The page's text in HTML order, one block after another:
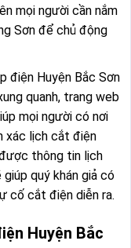
mọi người cần nắm
Sơn để chủ động
điện Huyện Bắc Sơn
quanh, trang web
mọi người có nơi
xác lịch cắt điện
được thông tin lịch
quý khán giả có
cố cắt điện diễn ra.
Huyện Bắc